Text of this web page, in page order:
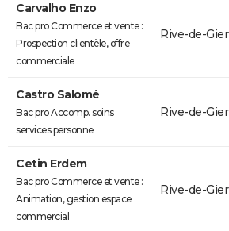
Carvalho Enzo
Bac pro Commerce et vente :
Prospection clientèle, offre
commerciale
Rive-de-Gier
Castro Salomé
Bac pro Accomp. soins
services personne
Rive-de-Gier
Cetin Erdem
Bac pro Commerce et vente :
Animation, gestion espace
commercial
Rive-de-Gier